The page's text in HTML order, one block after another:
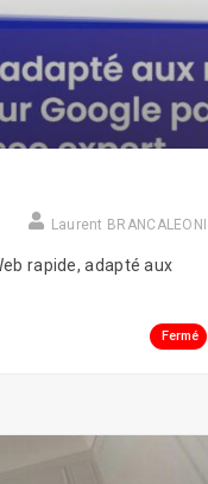
Laurent BRANCALEONI
rapide, adapté aux
Fermé